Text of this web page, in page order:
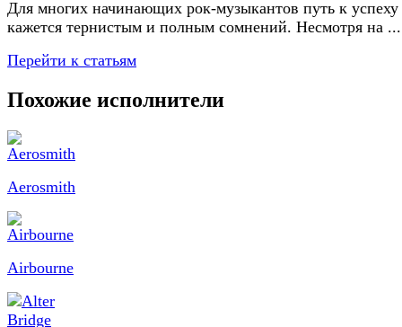
Для многих начинающих рок-музыкантов путь к успеху
кажется тернистым и полным сомнений. Несмотря на ...
Перейти к статьям
Похожие исполнители
Aerosmith
Airbourne